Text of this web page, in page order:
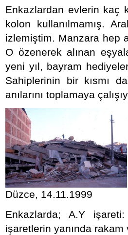
Enkazlardan evlerin kaç
kolon kullanılmamış.
izlemiştim. Manzara hep
O özenerek alınan
yeni yıl, bayram
Sahiplerinin bir kısmı
anılarını toplamaya
Düzce, 14.11.1999
Enkazlarda; A.Y işareti:
işaretlerin yanında rakam